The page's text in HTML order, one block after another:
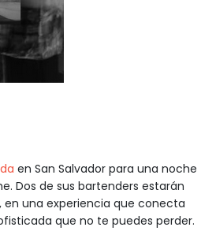
en San Salvador para una noche
Dos de sus bartenders estarán
una experiencia que conecta
que no te puedes perder.